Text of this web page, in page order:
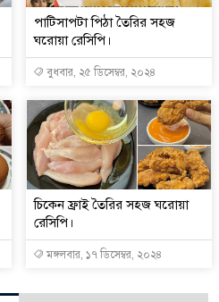
পাটিসাপটা পিঠা তৈরির সহজ
ঘরোয়া রেসিপি।
বুধবার, ২৫ ডিসেম্বর, ২০২৪
চিকেন ফ্রাই তৈরির সহজ ঘরোয়া
রেসিপি।
মঙ্গলবার, ১৭ ডিসেম্বর, ২০২৪